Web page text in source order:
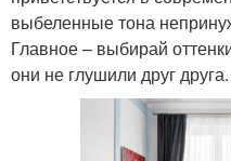
выбеленные тона
Главное – выбирай
они не глушили друг друга.